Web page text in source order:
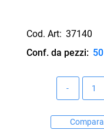
Cod. Art: 37140
Conf. da pezzi: 50
Compara